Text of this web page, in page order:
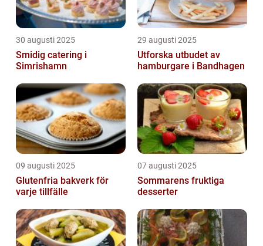
30 augusti 2025
Smidig catering i
Simrishamn
29 augusti 2025
Utforska utbudet av
hamburgare i Bandhagen
09 augusti 2025
Glutenfria bakverk för
varje tillfälle
07 augusti 2025
Sommarens fruktiga
desserter